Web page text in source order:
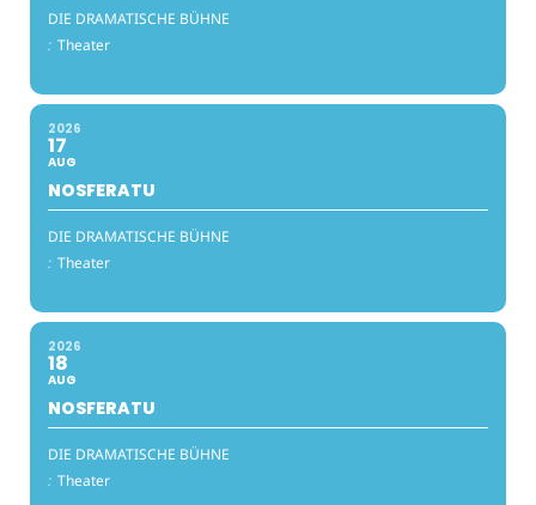
DIE DRAMATISCHE BÜHNE
: Theater
2026
17
AUG
NOSFERATU
DIE DRAMATISCHE BÜHNE
: Theater
2026
18
AUG
NOSFERATU
DIE DRAMATISCHE BÜHNE
: Theater